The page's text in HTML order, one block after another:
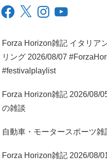
Facebook
X InstagramYouTube
Forza Horizon雑記 イタリア
リング 2026/08/07
#festivalplaylist
Forza Horizon雑記 2026/08/
の雑談
自動車・モータースポーツ
Forza Horizon雑記 2026/08/